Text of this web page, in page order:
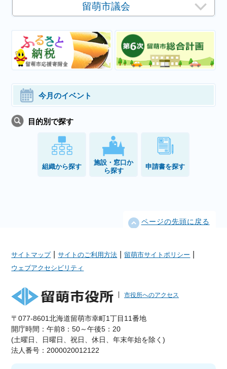
留萌市議会
今月のイベント
目的別で探す
組織から探す
施設・窓口か
ら探す
申請書を探す
ページの先頭に戻る
サイトマップ サイトのご利用方法 留萌市サイトポリシー
ウェブアクセシビリティ
市役所へのアクセス
〒077-8601北海道留萌市幸町1丁目11番地
開庁時間：午前8：50～午後5：20
(土曜日、日曜日、祝日、休日、年末年始を除く)
法人番号：2000020012122